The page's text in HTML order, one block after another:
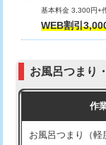
交換・取付（タン
交換・取付（普通
交換・取付（温水
交換・取付(単水栓
基本料金 3,300円+
WEB割引
お風呂つまり
作
お風呂つまり（軽